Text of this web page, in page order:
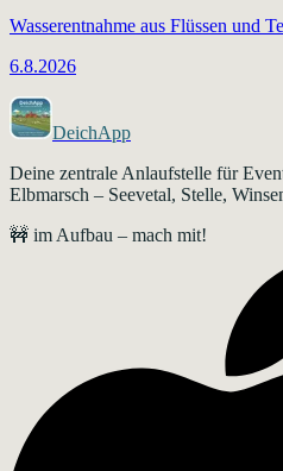
Wasserentnahme aus Flüssen und
6.8.2026
DeichApp
Deine zentrale Anlaufstelle für
Elbmarsch – Seevetal, Stelle,
🚧 im Aufbau – mach mit!